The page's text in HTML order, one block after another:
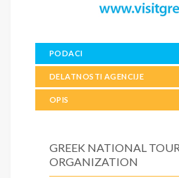
PODACI
DELATNOSTI AGENCIJE
OPIS
GREEK NATIONAL
ORGANIZATION